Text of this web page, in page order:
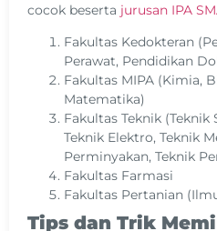
cocok beserta jurusan IPA
Fakultas Kedokteran
Perawat, Pendidikan
Fakultas MIPA (Kimia,
Matematika)
Fakultas Teknik (Teknik
Teknik Elektro, Teknik
Perminyakan, Teknik
Fakultas Farmasi
Fakultas Pertanian
Tips dan Trik